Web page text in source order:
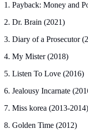
1. Payback: Money and
2. Dr. Brain (2021)
3. Diary of a Prosecutor
4. My Mister (2018)
5. Listen To Love (2016)
6. Jealousy Incarnate
7. Miss korea (2013-2014)
8. Golden Time (2012)